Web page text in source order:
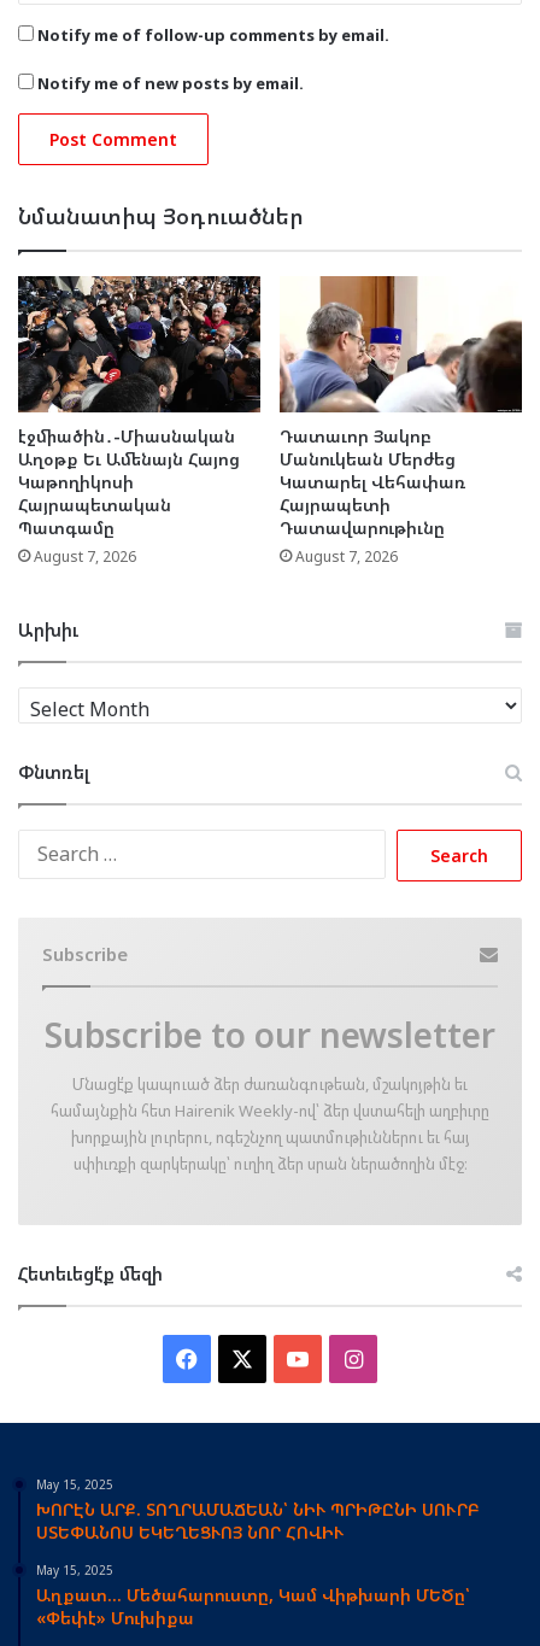
Notify me of follow-up comments by email.
Notify me of new posts by email.
Նմանատիպ Յօդուածներ
էջմիածին․-Միասնական
Աղօթք Եւ Ամենայն Հայոց
Կաթողիկոսի
Հայրապետական
Պատգամը
August 7, 2026
Դատաւոր Յակոբ
Մանուկեան Մերժեց
Կատարել Վեհափառ
Հայրապետի
Դատավարութիւնը
August 7, 2026
Արխիւ
Արխիւ
Փնտռել
Subscribe
Subscribe to our newsletter
Մնացէ՛ք կապուած ձեր ժառանգութեան, մշակոյթին եւ
համայնքին հետ Hairenik Weekly-ով՝ ձեր վստահելի աղբիւրը
խորքային լուրերու, ոգեշնչող պատմութիւններու եւ հայ
սփիւռքի զարկերակը՝ ուղիղ ձեր սրան ներածողին մէջ։
Հետեւեցէ՛ք մեզի
Facebook YouTubeInstagram
May 15, 2025
ԽՈՐԷՆ ԱՐՔ. ՏՈՂՐԱՄԱՃԵԱՆ՝ ՆԻՒ ՊՐԻԹԸՆԻ ՍՈՒՐԲ
ՍՏԵՓԱՆՈՍ ԵԿԵՂԵՑՒՈՅ ՆՈՐ ՀՈՎԻՒ
May 15, 2025
Աղքատ… Մեծահարուստը, Կամ Վիթխարի ՄԵԾը՝
«Փեփէ» Մուխիքա